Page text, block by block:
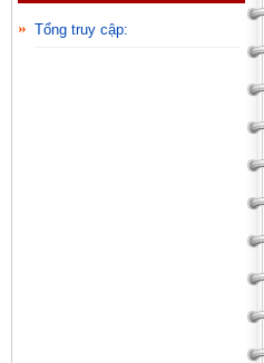
Tổng truy cập: